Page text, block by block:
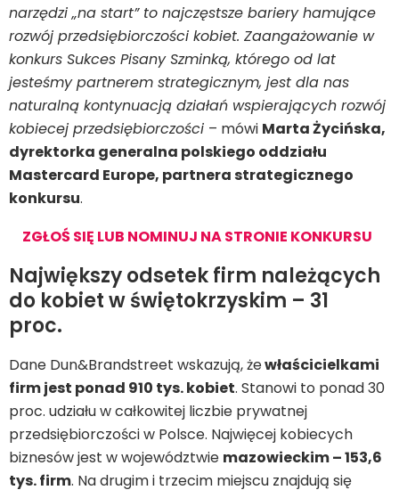
narzędzi „na start” to najczęstsze bariery hamujące
rozwój przedsiębiorczości kobiet. Zaangażowanie w
konkurs Sukces Pisany Szminką, którego od lat
jesteśmy partnerem strategicznym, jest dla nas
naturalną kontynuacją działań wspierających rozwój
kobiecej przedsiębiorczości – mówi Marta Życińska,
dyrektorka generalna polskiego oddziału
Mastercard Europe, partnera strategicznego
konkursu.
ZGŁOŚ SIĘ LUB NOMINUJ NA STRONIE KONKURSU
Największy odsetek firm należących
do kobiet w świętokrzyskim – 31
proc.
Dane Dun&Brandstreet wskazują, żewłaścicielkami
firm jest ponad 910 tys. kobiet. Stanowi to ponad 30
proc. udziału w całkowitej liczbie prywatnej
przedsiębiorczości w Polsce. Najwięcej kobiecych
biznesów jest w województwie mazowieckim – 153,6
tys. firm. Na drugim i trzecim miejscu znajdują się